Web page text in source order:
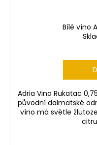
Bílé víno
Adria Vino Rukatac
původní dalmatské
víno má světle